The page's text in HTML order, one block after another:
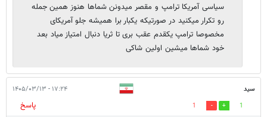
سیاسی آمریکا ترامپ و مقصر میدونن شماها هنوز همین جمله
رو تکرار میکنید در صورتیکه یکبار برا همیشه جلو آمریکای
مخصوصا ترامپ یکقدم عقب بری تا ثریا دنبال امتیاز میاد بعد
خود شماها میشین اولین شاکی
سید ۱۷:۲۴ - ۱۴۰۵/۰۳/۱۳
1
1
پاسخ